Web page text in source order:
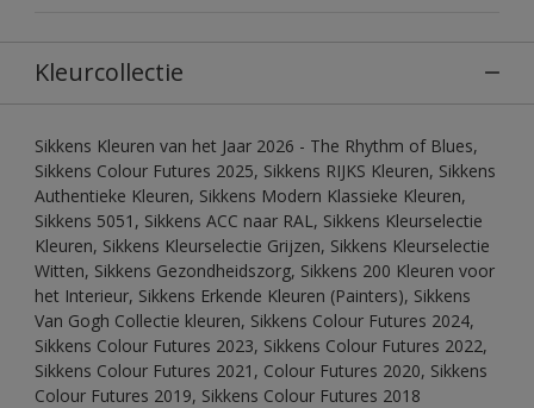
Kleurcollectie
Sikkens Kleuren van het Jaar 2026 - The Rhythm of Blues,
Sikkens Colour Futures 2025, Sikkens RIJKS Kleuren, Sikkens
Authentieke Kleuren, Sikkens Modern Klassieke Kleuren,
Sikkens 5051, Sikkens ACC naar RAL, Sikkens Kleurselectie
Kleuren, Sikkens Kleurselectie Grijzen, Sikkens Kleurselectie
Witten, Sikkens Gezondheidszorg, Sikkens 200 Kleuren voor
het Interieur, Sikkens Erkende Kleuren (Painters), Sikkens
Van Gogh Collectie kleuren, Sikkens Colour Futures 2024,
Sikkens Colour Futures 2023, Sikkens Colour Futures 2022,
Sikkens Colour Futures 2021, Colour Futures 2020, Sikkens
Colour Futures 2019, Sikkens Colour Futures 2018